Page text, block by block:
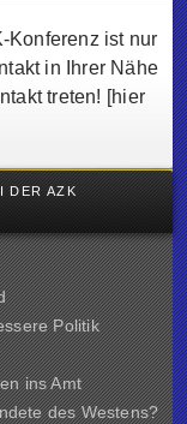
Konferenz ist nur
in Ihrer Nähe
treten! [hier
DER AZK
Politik
ins Amt
des Westens?